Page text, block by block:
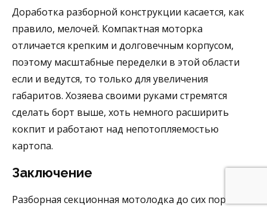
Доработка разборной конструкции касается, как
правило, мелочей. Компактная моторка
отличается крепким и долговечным корпусом,
поэтому масштабные переделки в этой области
если и ведутся, то только для увеличения
габаритов. Хозяева своими руками стремятся
сделать борт выше, хоть немного расширить
кокпит и работают над непотопляемостью
картопа.
Заключение
Разборная секционная мотолодка до сих пор